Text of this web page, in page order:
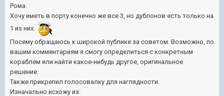
Рома.
Хочу иметь в порту конечно же все 3, но дублонов есть только на
1 из них.
Посему обращаюсь к широкой публике за советом. Возможно, по
вашим комментариям я смогу определиться с конкретным
кораблем или найти какое-нибудь другое, оригинальное
решение.
Также прикрепил голосовалку для наглядности.
Изначально исхожу из: